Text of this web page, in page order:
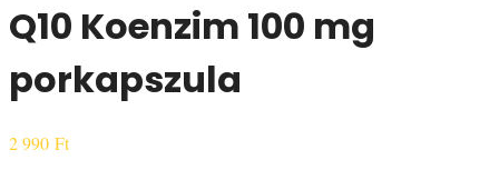
Q10 Koenzim 100 mg
porkapszula
2 990 Ft